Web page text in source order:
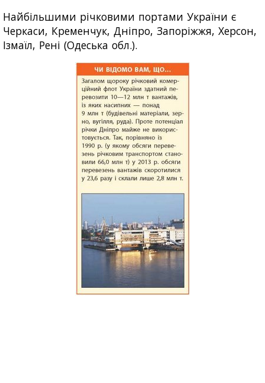
Найбільшими річковими портами України є
Черкаси, Кременчук, Дніпро, Запоріжжя, Херсон,
Ізмаїл, Рені (Одеська обл.).